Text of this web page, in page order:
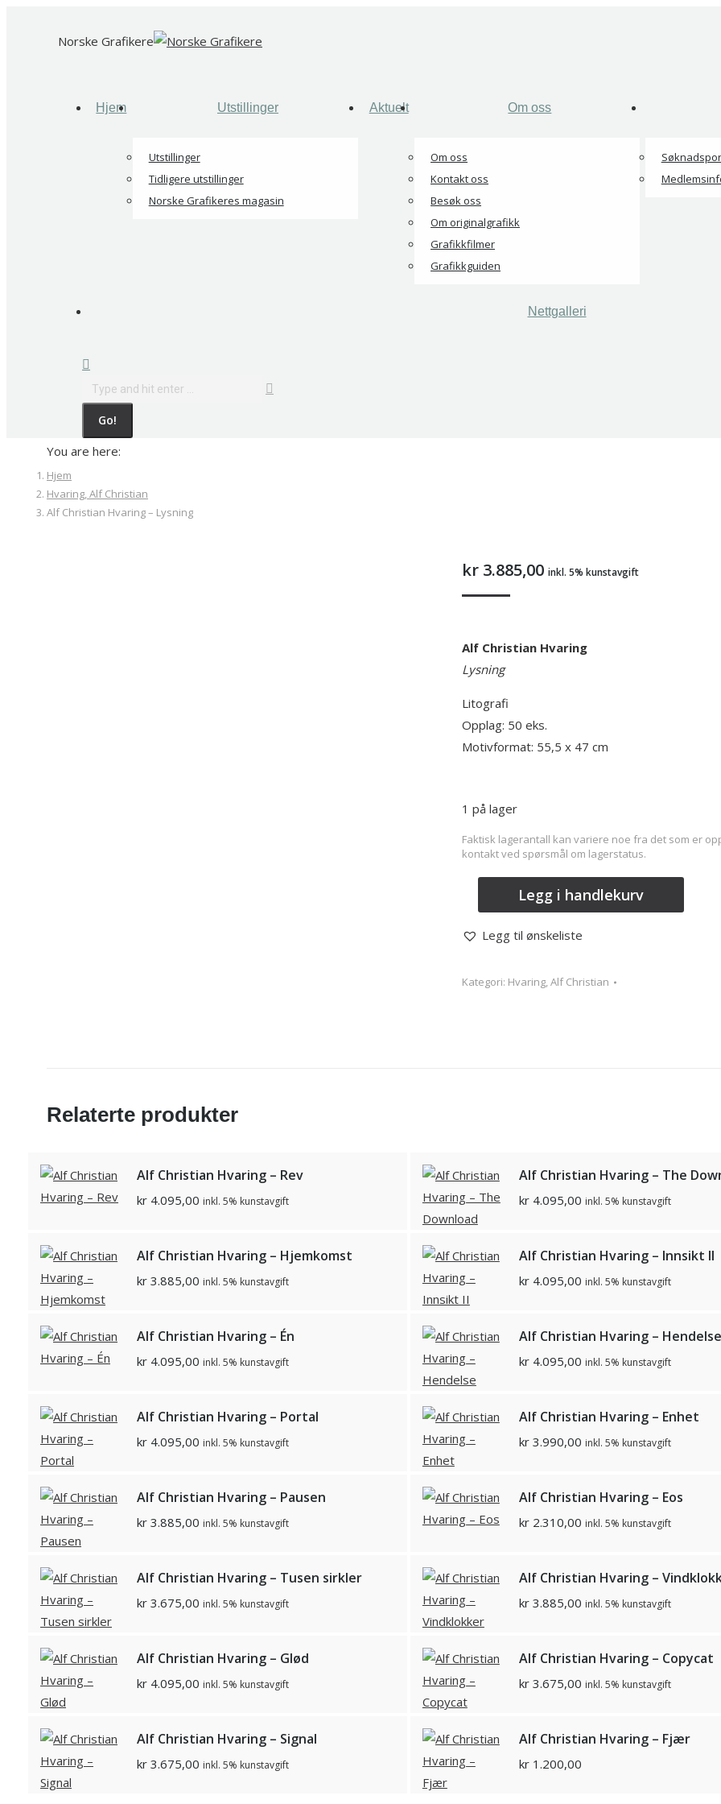
Norske Grafikere
Hjem Utstillinger
Utstillinger
Tidligere utstillinger
Norske Grafikeres magasin
Aktuelt Om oss
Om oss
Kontakt oss
Besøk oss
Om originalgrafikk
Grafikkfilmer
Grafikkguiden
Nettgalleri
Search:
You are here:
Hjem
Hvaring, Alf Christian
Alf Christian Hvaring – Lysning
kr3.885,00 inkl. 5% kunstavgift
Alf Christian Hvaring
Lysning
Litografi
Opplag: 50 eks.
Motivformat: 55,5 x 47 cm
1 på lager
Faktisk lagerantall kan variere noe fra det som er
kontakt ved spørsmål om lagerstatus.
Christian
Hvaring
Legg i handlekurv
Legg til ønskeliste
Kategori: Hvaring, Alf Christian
Relaterte produkter
Alf Christian Hvaring – Rev
kr 4.095,00 inkl. 5% kunstavgift
Alf Christian Hvaring – The
kr4.095,00 inkl. 5% kunstavgift
Alf Christian Hvaring – Hjemkomst
kr 3.885,00 inkl. 5% kunstavgift
Alf Christian Hvaring – Innsikt II
kr4.095,00 inkl. 5% kunstavgift
Alf Christian Hvaring – Én
kr 4.095,00 inkl. 5% kunstavgift
Alf Christian Hvaring – Hendelse
kr4.095,00 inkl. 5% kunstavgift
Alf Christian Hvaring – Portal
kr 4.095,00 inkl. 5% kunstavgift
Alf Christian Hvaring – Enhet
kr3.990,00 inkl. 5% kunstavgift
Alf Christian Hvaring – Pausen
kr 3.885,00 inkl. 5% kunstavgift
Alf Christian Hvaring – Eos
kr2.310,00 inkl. 5% kunstavgift
Alf Christian Hvaring – Tusen sirkler
kr 3.675,00 inkl. 5% kunstavgift
Alf Christian Hvaring –
kr3.885,00 inkl. 5% kunstavgift
Alf Christian Hvaring – Glød
kr 4.095,00 inkl. 5% kunstavgift
Alf Christian Hvaring – Copycat
kr3.675,00 inkl. 5% kunstavgift
Alf Christian Hvaring – Signal
kr 3.675,00 inkl. 5% kunstavgift
Alf Christian Hvaring – Fjær
kr1.200,00